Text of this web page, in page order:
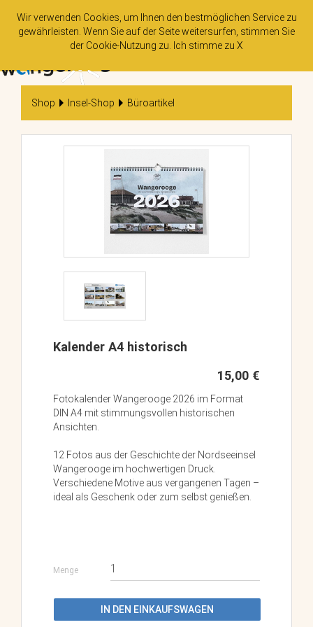
Wir verwenden Cookies, um Ihnen den bestmöglichen Service zu
gewährleisten. Wenn Sie auf der Seite weitersurfen, stimmen Sie
der Cookie-Nutzung zu. Ich stimme zu X
Shop Insel-Shop Büroartikel
Kalender A4 historisch
15,00 €
Fotokalender Wangerooge 2026 im Format
DIN A4 mit stimmungsvollen historischen
Ansichten.
12 Fotos aus der Geschichte der Nordseeinsel
Wangerooge im hochwertigen Druck.
Verschiedene Motive aus vergangenen Tagen –
ideal als Geschenk oder zum selbst genießen.
Menge
IN DEN EINKAUFSWAGEN